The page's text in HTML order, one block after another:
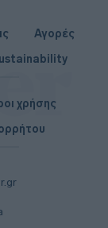
Αγορές
χρήσης